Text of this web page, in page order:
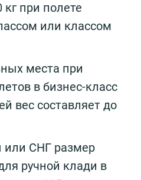
при полете
или классом
места при
в бизнес-класс
вес составляет до
или СНГ размер
ручной клади в